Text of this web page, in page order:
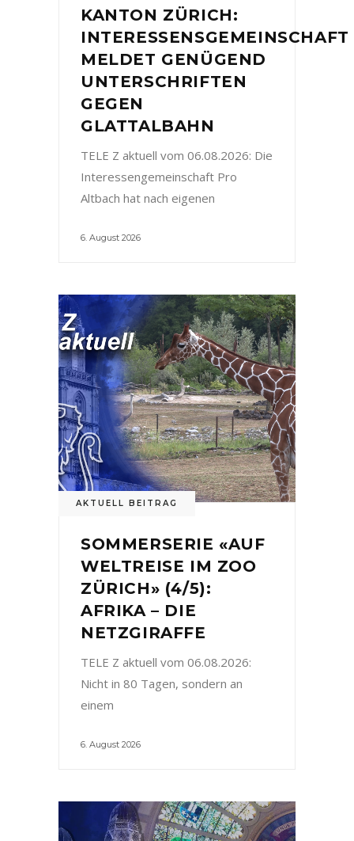
KANTON ZÜRICH:
INTERESSENSGEMEINSCHAFT
MELDET GENÜGEND
UNTERSCHRIFTEN
GEGEN
GLATTALBAHN
TELE Z aktuell vom 06.08.2026: Die
Interessengemeinschaft Pro
Altbach hat nach eigenen
6. August 2026
AKTUELL BEITRAG
SOMMERSERIE «AUF
WELTREISE IM ZOO
ZÜRICH» (4/5):
AFRIKA – DIE
NETZGIRAFFE
TELE Z aktuell vom 06.08.2026:
Nicht in 80 Tagen, sondern an
einem
6. August 2026